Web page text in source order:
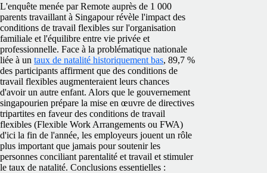
L'enquête menée par Remote auprès de 1 000
parents travaillant à Singapour révèle l'impact des
conditions de travail flexibles sur l'organisation
familiale et l'équilibre entre vie privée et
professionnelle. Face à la problématique nationale
liée à un taux de natalité historiquement bas, 89,7 %
des participants affirment que des conditions de
travail flexibles augmenteraient leurs chances
d'avoir un autre enfant. Alors que le gouvernement
singapourien prépare la mise en œuvre de directives
tripartites en faveur des conditions de travail
flexibles (Flexible Work Arrangements ou FWA)
d'ici la fin de l'année, les employeurs jouent un rôle
plus important que jamais pour soutenir les
personnes conciliant parentalité et travail et stimuler
le taux de natalité. Conclusions essentielles :